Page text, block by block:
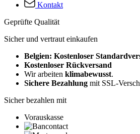
Kontakt
Geprüfte Qualität
Sicher und vertraut einkaufen
Belgien: Kostenloser
Kostenloser Rückversand
Wir arbeiten klimabewusst.
Sichere Bezahlung mit SSL-
Sicher bezahlen mit
Vorauskasse